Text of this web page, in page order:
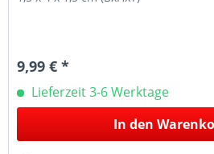
9,99 € *
Lieferzeit 3-6 Werktage
In den